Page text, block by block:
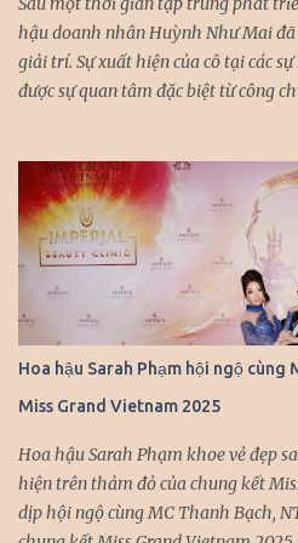
hậu doanh nhân Huỳnh Như Mai
giải trí. Sự xuất hiện của cô tại các
được sự quan tâm đặc biệt từ công
mặt được nhiều nhà thiết kế hàng
lần xuất hiện trên sàn diễn, cô đều
mắt với những màn trình diễn đầy
chương trình Lễ hội mùa Thu “Việt
kế Khôi Nguyễn vừa qua, Huỳnh
định vị thế của mình khi cùng hội tụ
đám trong giới doanh nhân. Sự kiện
người đẹp khoe sắc mà còn là cơ hội
nhau phát triển. Chia sẻ về kế
Hoa hậu Sarah Phạm hội ngộ cùng
Miss Grand Vietnam 2025
Hoa hậu Sarah Phạm khoe vẻ đẹp
hiện trên thảm đỏ của chung kết
dịp hội ngộ cùng MC Thanh Bạch,